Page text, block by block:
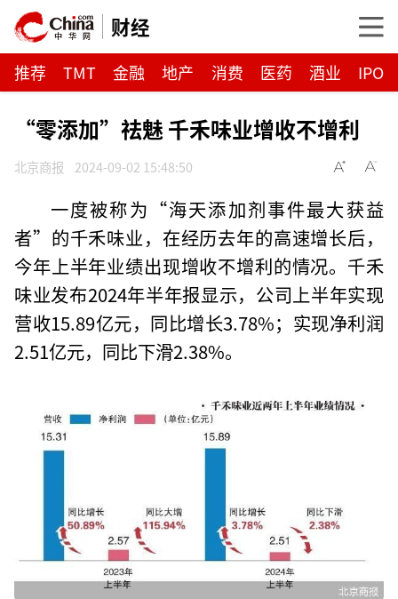
财经
推荐 TMT 金融 地产 消费 医药 酒业 IPO
“零添加”祛魅 千禾味业增收不增利
北京商报 2024-09-02 15:48:50
一度被称为“海天添加剂事件最大获益
者”的千禾味业，在经历去年的高速增长后，
今年上半年业绩出现增收不增利的情况。千禾
味业发布2024年半年报显示，公司上半年实现
营收15.89亿元，同比增长3.78%；实现净利润
2.51亿元，同比下滑2.38%。